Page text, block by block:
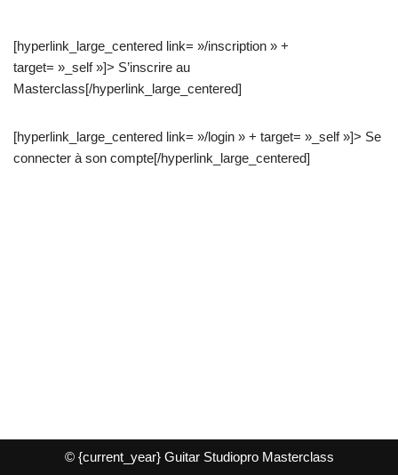
[hyperlink_large_centered link= »/inscription » +
target= »_self »]> S’inscrire au
Masterclass[/hyperlink_large_centered]
[hyperlink_large_centered link= »/login » + target= »_self »]> Se
connecter à son compte[/hyperlink_large_centered]
© {current_year} Guitar Studiopro Masterclass